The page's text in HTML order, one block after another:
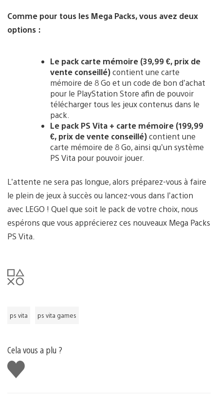
Comme pour tous les Mega Packs, vous avez deux
options :
Le pack carte mémoire (39,99 €, prix de
vente conseillé)contient une carte
mémoire de 8 Go et un code de bon d’achat
pour le PlayStation Store afin de pouvoir
télécharger tous les jeux contenus dans le
pack.
Le pack PS Vita + carte mémoire (199,99
€, prix de vente conseillé)contient une
carte mémoire de 8 Go, ainsi qu’un système
PS Vita pour pouvoir jouer.
L’attente ne sera pas longue, alors préparez-vous à faire
le plein de jeux à succès ou lancez-vous dans l’action
avec LEGO ! Quel que soit le pack de votre choix, nous
espérons que vous apprécierez ces nouveaux Mega Packs
PS Vita.
ps vita ps vita games
Cela vous a plu ?
J'aime